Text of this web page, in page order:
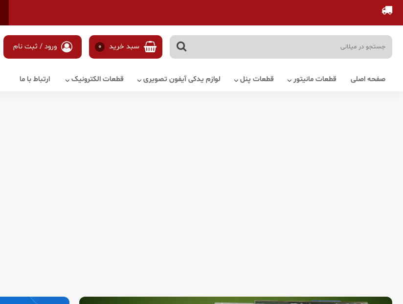
سبد خرید 0 ورود / ثبت نام
صفحه اصلی قطعات مانیتور قطعات پنل لوازم یدکی آیفون تصویری قطعات الکترونیک ارتباط با ما